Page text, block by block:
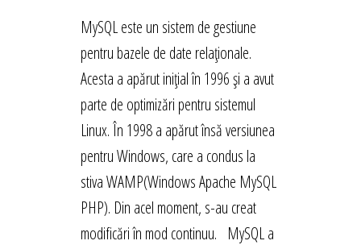
MySQL este un sistem de gestiune
pentru bazele de date relaționale.
Acesta a apărut inițial în 1996 și a avut
parte de optimizări pentru sistemul
Linux. În 1998 a apărut însă versiunea
pentru Windows, care a condus la
stiva WAMP(Windows Apache MySQL
PHP). Din acel moment, s-au creat
modificări în mod continuu. MySQL a